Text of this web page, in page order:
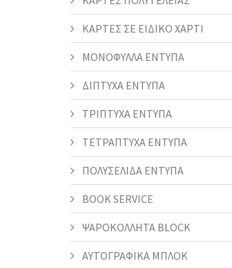
ΚΑΡΤΕΣ ΣΕ ΕΙΔΙΚΟ ΧΑΡΤΙ
ΜΟΝΟΦΥΛΛΑ ΕΝΤΥΠΑ
ΔΙΠΤΥΧΑ ΕΝΤΥΠΑ
ΤΡΙΠΤΥΧΑ ΕΝΤΥΠΑ
ΤΕΤΡΑΠΤΥΧΑ ΕΝΤΥΠΑ
ΠΟΛΥΣΕΛΙΔΑ ΕΝΤΥΠΑ
BOOK SERVICE
ΨΑΡΟΚΟΛΛΗΤΑ BLOCK
ΑΥΤΟΓΡΑΦΙΚΑ ΜΠΛΟΚ